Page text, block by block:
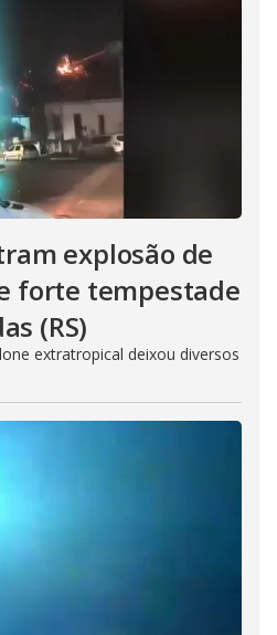
explosão de
forte tempestade
(RS)
extratropical deixou diversos